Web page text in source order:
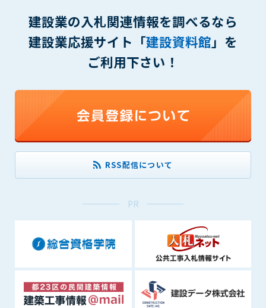
建設業の入札関連情報を調べるなら
建設業応援サイト「建設資料館」を
ご利用下さい！
RSS配信について
PR
(9) その他、法律に反する行為
(10) 建設資料館から知り得た情報及びダウンロードした情報
を、営利を目的として第三者に転売し、または転売のため
に第三者に提供すること
第7条（登録内容の削除）
管理者は、会員が登録した内容が以下に該当する、またはその
恐れのあるものは、会員の承諾なく削除できるものとします。
(1) 登録されている情報が、第6条の定める禁止事項に該当する
と管理者が、判断した場合
(2) 建設資料館の運営および保守管理上、必要と判断した場合
(3) 広告掲載料金の支払が遅延した場合
第8条（サービスの変更・中止等）
管理者は、会員の承諾なく、本サービス内容の変更(新規追加、
廃止を含み)し、本サービスの運営を中止または廃止することが
できるものとします。これに起因する会員または他の第三者が
被った損害について管理者は､一切の責任をも負わないものと
第9条（会員の個人情報）
会員の氏名、住所、性別、年齢、メールアドレスその他本サー